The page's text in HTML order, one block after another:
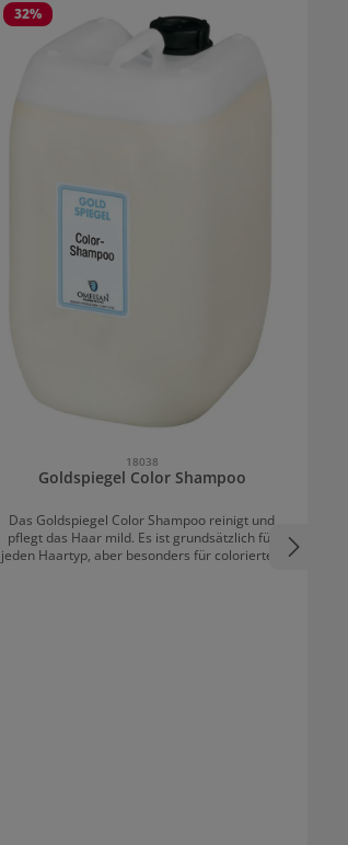
32%
18038
Goldspiegel Color Shampoo
Das Goldspiegel Color Shampoo reinigt und
pflegt das Haar mild. Es ist grundsätzlich für
jeden Haartyp, aber besonders für coloriertes,